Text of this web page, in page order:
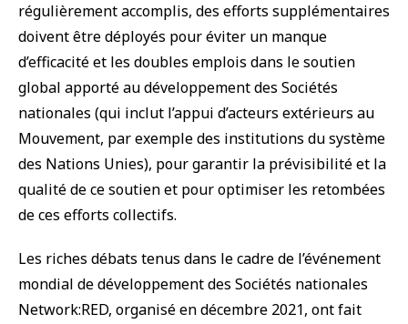
régulièrement accomplis, des efforts supplémentaires
doivent être déployés pour éviter un manque
d’efficacité et les doubles emplois dans le soutien
global apporté au développement des Sociétés
nationales (qui inclut l’appui d’acteurs extérieurs au
Mouvement, par exemple des institutions du système
des Nations Unies), pour garantir la prévisibilité et la
qualité de ce soutien et pour optimiser les retombées
de ces efforts collectifs.
Les riches débats tenus dans le cadre de l’événement
mondial de développement des Sociétés nationales
Network:RED, organisé en décembre 2021, ont fait